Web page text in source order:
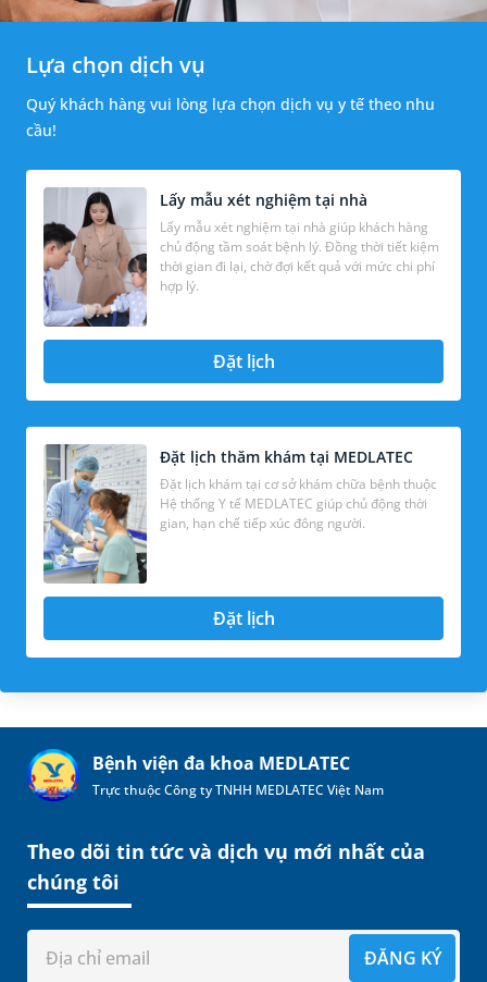
Lựa chọn dịch vụ
Quý khách hàng vui lòng lựa chọn dịch vụ y tế theo nhu
cầu!
Lấy mẫu xét nghiệm tại nhà
Lấy mẫu xét nghiệm tại nhà giúp khách hàng
chủ động tầm soát bệnh lý. Đồng thời tiết kiệm
thời gian đi lại, chờ đợi kết quả với mức chi phí
hợp lý.
Đặt lịch
Đặt lịch thăm khám tại MEDLATEC
Đặt lịch khám tại cơ sở khám chữa bệnh thuộc
Hệ thống Y tế MEDLATEC giúp chủ động thời
gian, hạn chế tiếp xúc đông người.
Đặt lịch
Bệnh viện đa khoa MEDLATEC
Trực thuộc Công ty TNHH MEDLATEC Việt Nam
Theo dõi tin tức và dịch vụ mới nhất của
chúng tôi
ĐĂNG KÝ